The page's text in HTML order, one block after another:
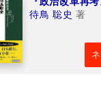
待鳥 聡史 著